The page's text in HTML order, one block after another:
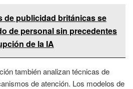
de publicidad británicas se
de personal sin precedentes
de la IA
también analizan técnicas de
de atención. Los modelos de